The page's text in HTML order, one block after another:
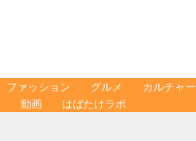
ファッション グルメ カルチャー
動画 はばたけラボ